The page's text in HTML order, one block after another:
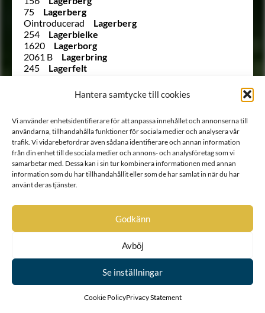
Hantera samtycke till cookies
Vi använder enhetsidentifierare för att anpassa innehållet och annonserna till
användarna, tillhandahålla funktioner för sociala medier och analysera vår
trafik. Vi vidarebefordrar även sådana identifierare och annan information
från din enhet till de sociala medier och annons- och analysföretag som vi
samarbetar med. Dessa kan i sin tur kombinera informationen med annan
information som du har tillhandahållit eller som de har samlat in när du har
använt deras tjänster.
Godkänn
Avböj
Se inställningar
Cookie PolicyPrivacy Statement
75
Lagerberg
Ointroducerad
Lagerberg
254
Lagerbielke
1620
Lagerborg
2061 B
Lagerbring
245
Lagerfelt
von Lagerlöf
Ointroducerad
Lagerstam
1992
Lagerstråle
1933
Lagersvärd
Ointroducerad
Lagertvist
1832
von Lang
1989
le Febure
1667
Leijonadler
Ointroducerad
142
Leijonhielm
67
von Liewen
Liljenberg